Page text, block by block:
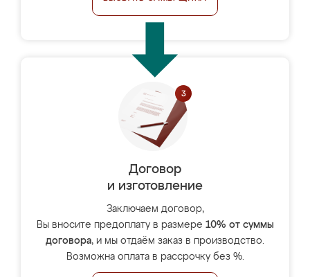
Договор
и изготовление
Заключаем договор,
Вы вносите предоплату в размере 10% от суммы
договора, и мы отдаём заказ в производство.
Возможна оплата в рассрочку без %.